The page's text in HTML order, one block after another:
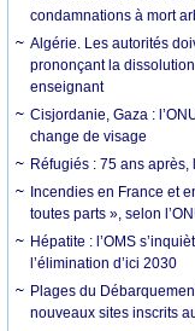
condamnations à mort
Algérie. Les autorités
prononçant la
enseignant
Cisjordanie, Gaza :
change de visage
Réfugiés : 75 ans
Incendies en France et
toutes parts », selon
Hépatite : l’OMS
l’élimination d’ici 2030
Plages du
nouveaux sites inscrits